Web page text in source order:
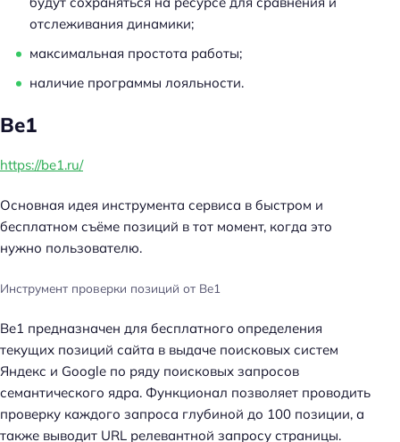
отслеживания динамики;
максимальная простота работы;
наличие программы лояльности.
Be1
https://be1.ru/
Основная идея инструмента сервиса в быстром и
бесплатном съёме позиций в тот момент, когда это
нужно пользователю.
Инструмент проверки позиций от Be1
Be1 предназначен для бесплатного определения
текущих позиций сайта в выдаче поисковых систем
Яндекс и Google по ряду поисковых запросов
семантического ядра. Функционал позволяет проводить
проверку каждого запроса глубиной до 100 позиции, а
также выводит URL релевантной запросу страницы.